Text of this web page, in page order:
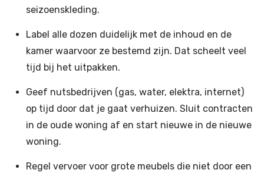
seizoenskleding.
Label alle dozen duidelijk met de inhoud en de
kamer waarvoor ze bestemd zijn. Dat scheelt veel
tijd bij het uitpakken.
Geef nutsbedrijven (gas, water, elektra, internet)
op tijd door dat je gaat verhuizen. Sluit contracten
in de oude woning af en start nieuwe in de nieuwe
woning.
Regel vervoer voor grote meubels die niet door een